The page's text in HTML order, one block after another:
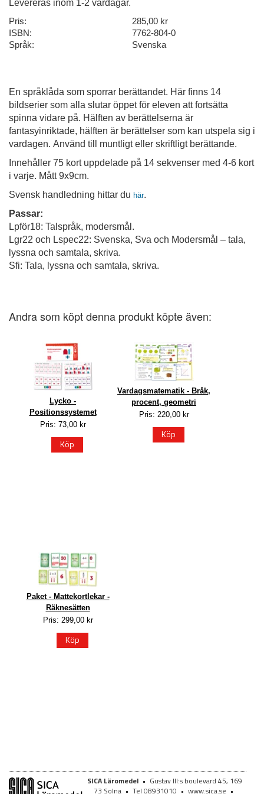
Levereras inom 1-2 vardagar.
Pris:
285,00 kr
ISBN:
7762-804-0
Språk:
Svenska
En språklåda som sporrar berättandet. Här finns 14
bildserier som alla slutar öppet för eleven att fortsätta
spinna vidare på. Hälften av berättelserna är
fantasyinriktade, hälften är berättelser som kan utspela sig i
vardagen. Använd till muntligt eller skriftligt berättande.
Innehåller 75 kort uppdelade på 14 sekvenser med 4-6 kort
i varje. Mått 9x9cm.
Svensk handledning hittar du här.
Passar:
Lpför18: Talspråk, modersmål.
Lgr22 och Lspec22: Svenska, Sva och Modersmål – tala,
lyssna och samtala, skriva.
Sfi: Tala, lyssna och samtala, skriva.
Andra som köpt denna produkt köpte även:
Lycko -
Positionssystemet
Pris: 73,00 kr
Köp
Vardagsmatematik - Bråk,
procent, geometri
Pris: 220,00 kr
Köp
Paket - Mattekortlekar -
Räknesätten
Pris: 299,00 kr
Köp
SICA Läromedel • Gustav III:s boulevard 45, 169
73 Solna • Tel 08931010 • www.sica.se •